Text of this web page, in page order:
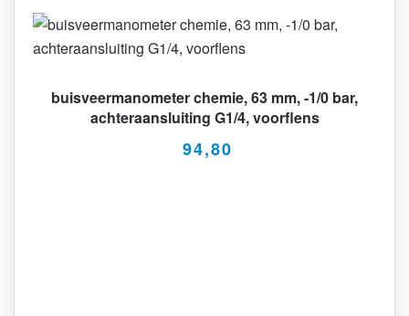
buisveermanometer chemie, 63 mm, -1/0 bar,
achteraansluiting G1/4, voorflens
94,80